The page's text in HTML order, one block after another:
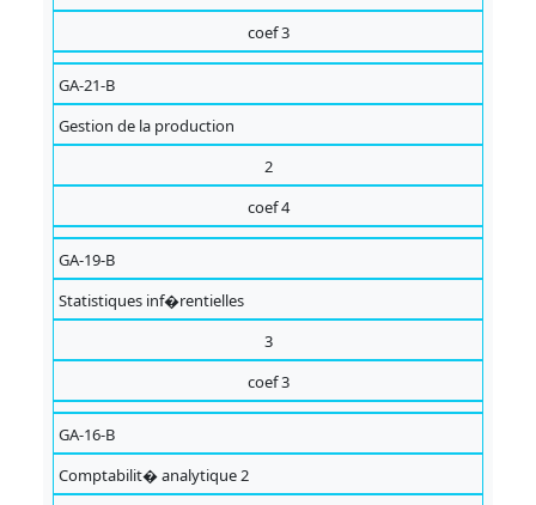
coef 3
GA-21-B
Gestion de la production
2
coef 4
GA-19-B
Statistiques inf�rentielles
3
coef 3
GA-16-B
Comptabilit� analytique 2